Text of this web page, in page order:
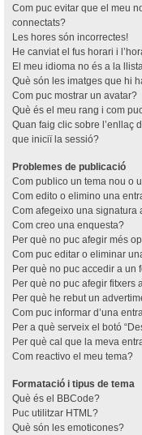
Com puc evitar que el meu
connectats?
Les hores són incorrectes!
He canviat el fus horari i
El meu idioma no és a la
Què són les imatges que hi
Com puc mostrar un avatar?
Què és el meu rang i com
Quan faig clic sobre l’enllaç
que iniciï la sessió?
Problemes de publicació
Com publico un tema nou o
Com edito o elimino una
Com afegeixo una signatura
Com creo una enquesta?
Per què no puc afegir més
Com puc editar o eliminar
Per què no puc accedir a un
Per què no puc afegir fitxers
Per què he rebut un
Com puc informar d’una
Per a què serveix el botó
Per què cal que la meva
Com reactivo el meu tema?
Formatació i tipus de tema
Què és el BBCode?
Puc utilitzar HTML?
Què són les emoticones?